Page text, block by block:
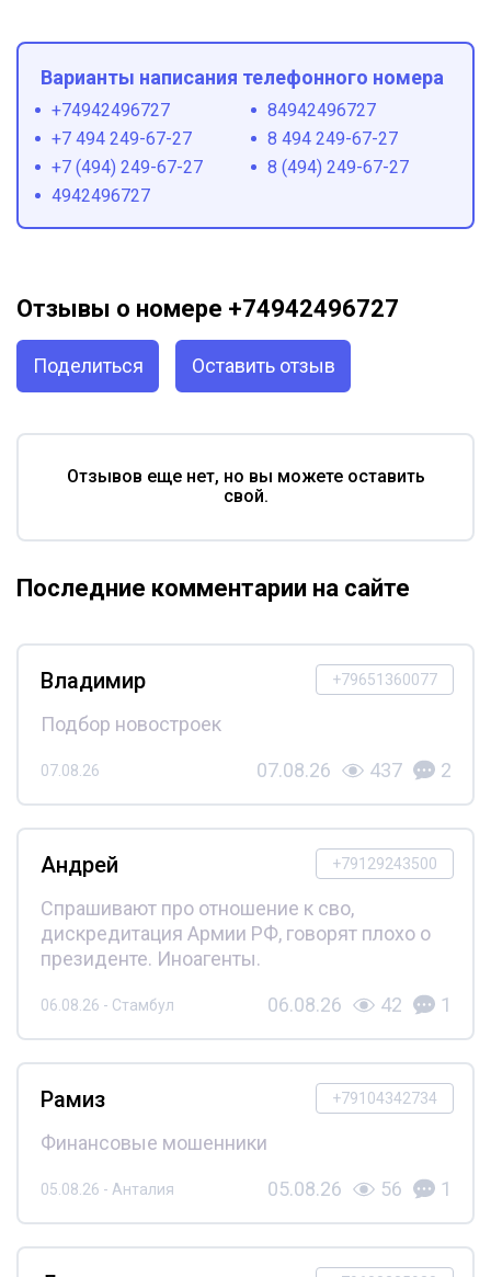
Варианты написания телефонного номера
+74942496727
84942496727
+7 494 249-67-27
8 494 249-67-27
+7 (494) 249-67-27
8 (494) 249-67-27
4942496727
Отзывы о номере +74942496727
Поделиться Оставить отзыв
Отзывов еще нет, но вы можете оставить
свой.
Последние комментарии на сайте
+79651360077
Владимир
Подбор новостроек
07.08.26 07.08.26 437 2
+79129243500
Андрей
Спрашивают про отношение к сво,
дискредитация Армии РФ, говорят плохо о
президенте. Иноагенты.
06.08.26 - Стамбул 06.08.26 42 1
+79104342734
Рамиз
Финансовые мошенники
05.08.26 - Анталия 05.08.26 56 1